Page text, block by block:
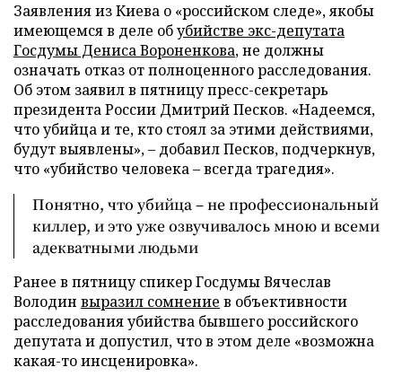
Заявления из Киева о «российском следе», якобы
имеющемся в деле обубийстве экс-депутата
Госдумы Дениса Вороненкова, не должны
означать отказ от полноценного расследования.
Об этом заявил в пятницу пресс-секретарь
президента России Дмитрий Песков. «Надеемся,
что убийца и те, кто стоял за этими действиями,
будут выявлены», – добавил Песков, подчеркнув,
что «убийство человека – всегда трагедия».
Понятно, что убийца – не профессиональный
киллер, и это уже озвучивалось мною и всеми
адекватными людьми
Ранее в пятницу спикер Госдумы Вячеслав
Володин выразил сомнение в объективности
расследования убийства бывшего российского
депутата и допустил, что в этом деле «возможна
какая-то инсценировка».